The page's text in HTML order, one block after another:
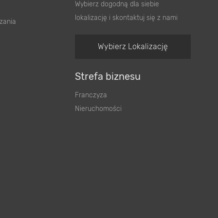
Wybierz dogodną dla siebie
lokalizację i skontaktuj się z nami
Wybierz Lokalizację
Strefa biznesu
Franczyza
Nieruchomości